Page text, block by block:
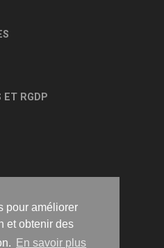
pour améliorer
et obtenir des
En savoir plus
ET RGDP